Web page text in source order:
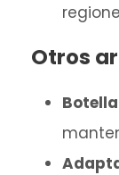
Otros